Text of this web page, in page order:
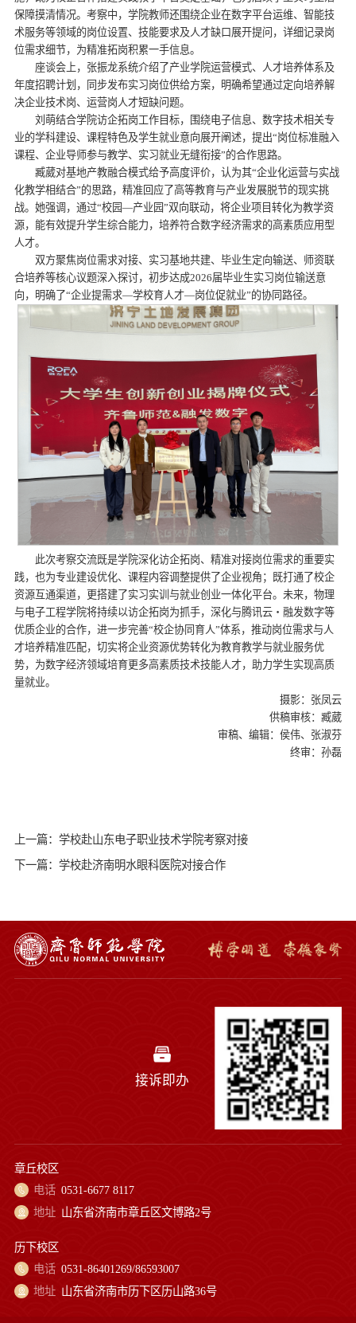
保障摸清情况。考察中，学院教师还围绕企业在数字平台运维、智能技
术服务等领域的岗位设置、技能要求及人才缺口展开提问，详细记录岗
位需求细节，为精准拓岗积累一手信息。
座谈会上，张振龙系统介绍了产业学院运营模式、人才培养体系及
年度招聘计划，同步发布实习岗位供给方案，明确希望通过定向培养解
决企业技术岗、运营岗人才短缺问题。
刘萌结合学院访企拓岗工作目标，围绕电子信息、数字技术相关专
业的学科建设、课程特色及学生就业意向展开阐述，提出“岗位标准融入
课程、企业导师参与教学、实习就业无缝衔接”的合作思路。
臧葳对基地产教融合模式给予高度评价，认为其“企业化运营与实战
化教学相结合”的思路，精准回应了高等教育与产业发展脱节的现实挑
战。她强调，通过“校园—产业园”双向联动，将企业项目转化为教学资
源，能有效提升学生综合能力，培养符合数字经济需求的高素质应用型
人才。
双方聚焦岗位需求对接、实习基地共建、毕业生定向输送、师资联
合培养等核心议题深入探讨，初步达成2026届毕业生实习岗位输送意
向，明确了“企业提需求—学校育人才—岗位促就业”的协同路径。
此次考察交流既是学院深化访企拓岗、精准对接岗位需求的重要实
践，也为专业建设优化、课程内容调整提供了企业视角；既打通了校企
资源互通渠道，更搭建了实习实训与就业创业一体化平台。未来，物理
与电子工程学院将持续以访企拓岗为抓手，深化与腾讯云・融发数字等
优质企业的合作，进一步完善“校企协同育人”体系，推动岗位需求与人
才培养精准匹配，切实将企业资源优势转化为教育教学与就业服务优
势，为数字经济领域培育更多高素质技术技能人才，助力学生实现高质
量就业。
摄影：张凤云
供稿审核：臧葳
审稿、编辑：侯伟、张淑芬
终审：孙磊
上一篇：学校赴山东电子职业技术学院考察对接
下一篇：学校赴济南明水眼科医院对接合作
接诉即办
章丘校区
电话 0531-6677 8117
地址 山东省济南市章丘区文博路2号
历下校区
电话 0531-86401269/86593007
地址 山东省济南市历下区历山路36号